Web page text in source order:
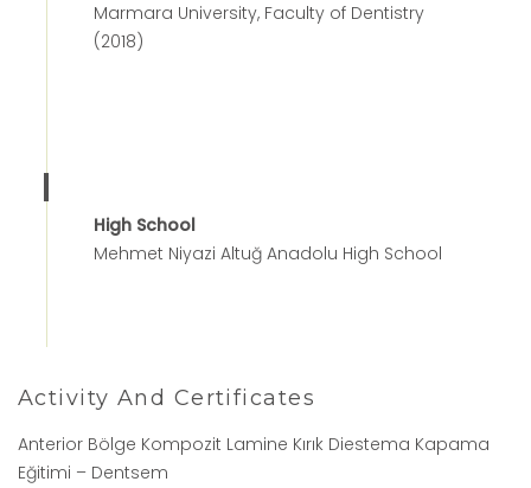
Marmara University, Faculty of Dentistry
(2018)
High School
Mehmet Niyazi Altuğ Anadolu High School
Activity And Certificates
Anterior Bölge Kompozit Lamine Kırık Diestema Kapama
Eğitimi – Dentsem